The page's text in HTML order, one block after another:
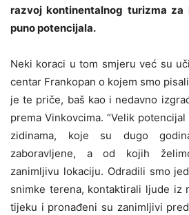
razvoj kontinentalnog turizma za
puno potencijala.
Neki koraci u tom smjeru već su
centar Frankopan o kojem smo
je te priče, baš kao i nedavno
prema Vinkovcima. “Velik
zidinama, koje su dugo
zaboravljene, a od kojih
zanimljivu lokaciju. Odradili smo
snimke terena, kontaktirali ljude iz
tijeku i pronađeni su zanimljivi